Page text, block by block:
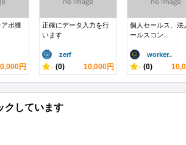
ポ獲
円
正確にデータ入力を行
います
zerf
- (0) 10,000円
個人セールス、法
ールスコン...
worker..
- (0)
クしています